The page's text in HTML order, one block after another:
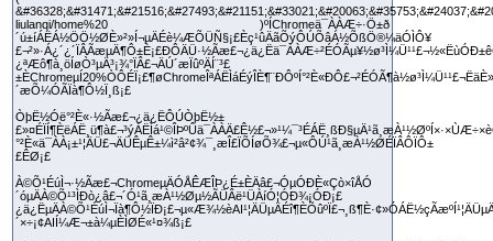
ÒþË½Óë°²È«·½Ãæ£¬¿ä¿ËÔÚÒþË½±
°²È«ä¯ÀÀ¡±¹¦ÄÜ£¬ÄÜÊµÊ±¼ì²â²¢¾¯¸æÎ£ÏÕÍøÕ¾£¬µ«ÔÚ¹ã¸æÀ¹½ØÉÏÂÔÏÔ±
£ÊØ¡£
À©Õ¹ÉúÌ¬·½Ãæ£¬ChromeµÄÓÅÊÆÎÞ¿É±ÈÄâ£¬ÓµÓÐÈ«Çò×îÅÓ
´óµÄÀ©Õ¹³ÌÐò¿â£¬´Ó¹ã¸æÀ¹½Øµ½ÃÜÂë¹ÜÀíÓ¦ÓÐ¾¡ÓÐ¡£
´×÷¡¢AIÍ¼Æ¬±à¼­µÈÌØÉ«¹¤¾ß¡£